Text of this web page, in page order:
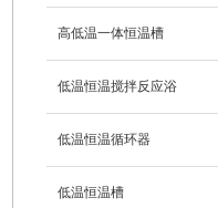
高低温一体恒温槽
低温恒温搅拌反应浴
低温恒温循环器
低温恒温槽